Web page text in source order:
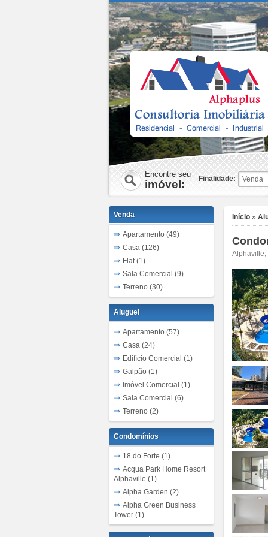
Encontre seu
imóvel: Finalidade:
Início »
Alphaville,
Venda
Apartamento (49)
Casa (126)
Flat (1)
Sala Comercial (9)
Terreno (30)
Aluguel
Apartamento (57)
Casa (24)
Edifício Comercial (1)
Galpão (1)
Imóvel Comercial (1)
Sala Comercial (6)
Terreno (2)
Condomínios
18 do Forte (1)
Acqua Park Home Resort
Alphaville (1)
Alpha Garden (2)
Alpha Green Business
Tower (1)